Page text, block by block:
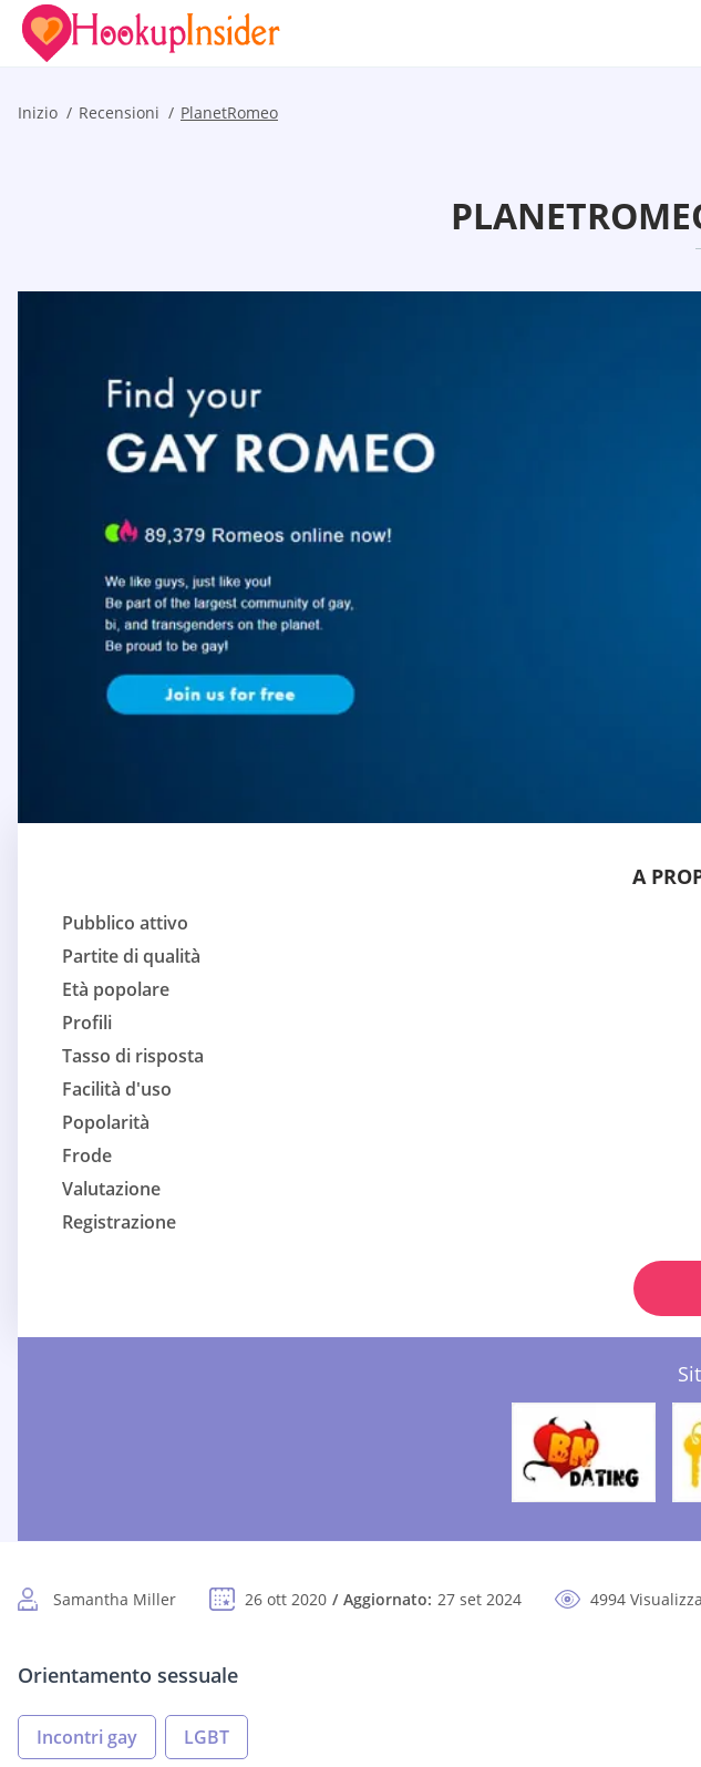
Inizio Recensioni PlanetRomeo
A
Pubblico attivo
Partite di qualità
Età popolare
Profili
Tasso di risposta
Facilità d'uso
Popolarità
Frode
Valutazione
Registrazione
Samantha Miller 26 ott 2020 Aggiornato: 27 set 2024 4994
Orientamento sessuale
Incontri gay LGBT